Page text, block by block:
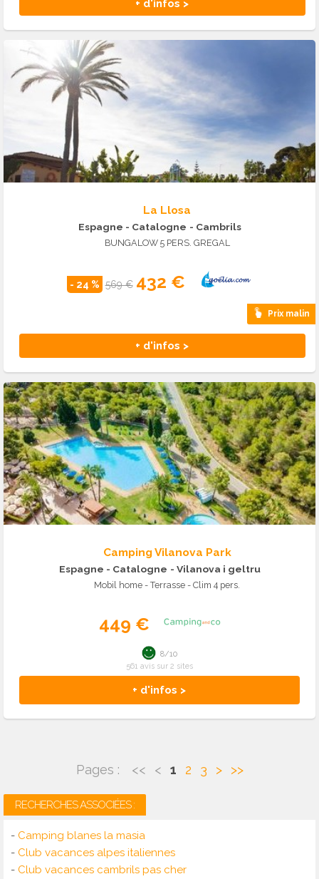
+ d'infos >
La Llosa
Espagne - Catalogne - Cambrils
BUNGALOW 5 PERS. GREGAL
- 24 % 569 € 432 €
Prix malin
+ d'infos >
Camping Vilanova Park
Espagne - Catalogne - Vilanova i geltru
Mobil home - Terrasse - Clim 4 pers.
449 €
+ d'infos >
8/10
561 avis sur 2 sites
Pages : << < 1 2 3 > >>
RECHERCHES ASSOCIÉES :
- Camping blanes la masia
- Club vacances alpes italiennes
- Club vacances cambrils pas cher